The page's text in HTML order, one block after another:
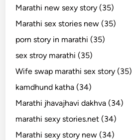
Marathi new sexy story (35)
Marathi sex stories new (35)
porn story in marathi (35)
sex stroy marathi (35)
Wife swap marathi sex story (35)
kamdhund katha (34)
Marathi jhavajhavi dakhva (34)
marathi sexy stories.net (34)
Marathi sexy story new (34)